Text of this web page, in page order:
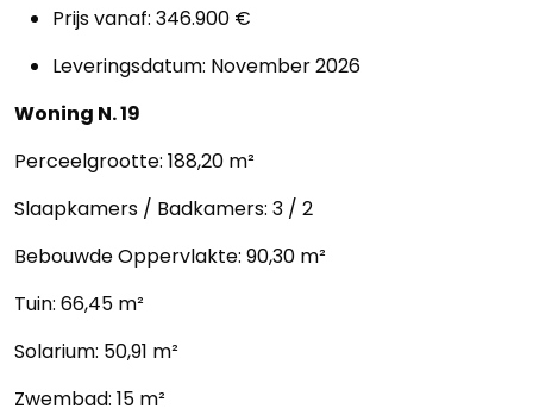
Prijs vanaf: 346.900 €
Leveringsdatum: November 2026
Woning N. 19
Perceelgrootte: 188,20 m²
Slaapkamers / Badkamers: 3 / 2
Bebouwde Oppervlakte: 90,30 m²
Tuin: 66,45 m²
Solarium: 50,91 m²
Zwembad: 15 m²